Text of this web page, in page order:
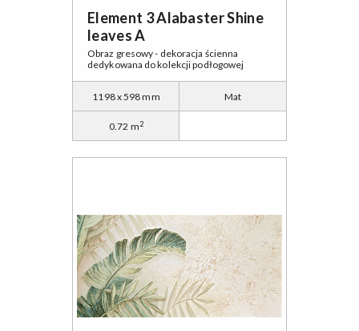
Element 3 Alabaster Shine
leaves A
Obraz gresowy - dekoracja ścienna
dedykowana do kolekcji podłogowej
1198 x 598 mm Mat
0.72 m2